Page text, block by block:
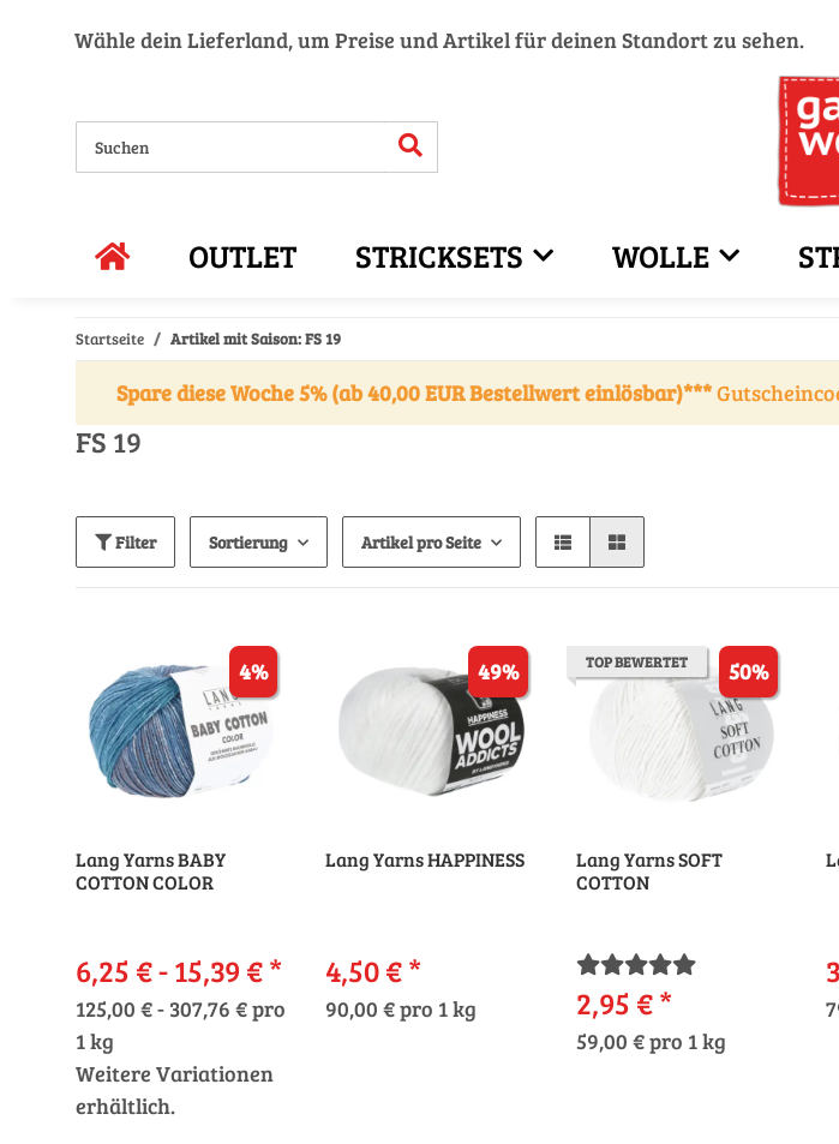
Wähle dein Lieferland, um Preise und Artikel für deinen Standort zu sehen.
OUTLET STRICKSETS WOLLE
Startseite Artikel mit Saison: FS 19
Spare diese Woche 5% (ab 40,00 EUR Bestellwert einlösbar)***
FS 19
Filter Sortierung Artikel pro Seite
4%
Lang Yarns BABY
COTTON COLOR
6,25 € -15,39 €*
125,00 € - 307,76 € pro
1 kg
Weitere Variationen
erhältlich.
49%
Lang Yarns HAPPINESS
4,50 €*
90,00 € pro 1 kg
50%
TOP BEWERTET
Lang Yarns SOFT
COTTON
2,95 €*
59,00 € pro 1 kg